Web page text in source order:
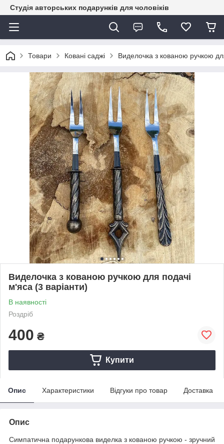
Студія авторських подарунків для чоловіків
Товари Ковані саджі Виделочка з кованою ручкою
Виделочка з кованою ручкою для подачі
м'яса (3 варіанти)
В наявності
Роздріб
400 ₴
Купити
Опис Характеристики Відгуки про товар Доставка
Опис
Симпатична подарункова виделка з кованою ручкою - зручний